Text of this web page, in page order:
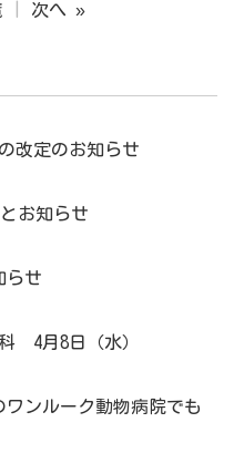
次へ »
改定のお知らせ
お知らせ
らせ
4月8日（水）
ンルーク動物病院でも